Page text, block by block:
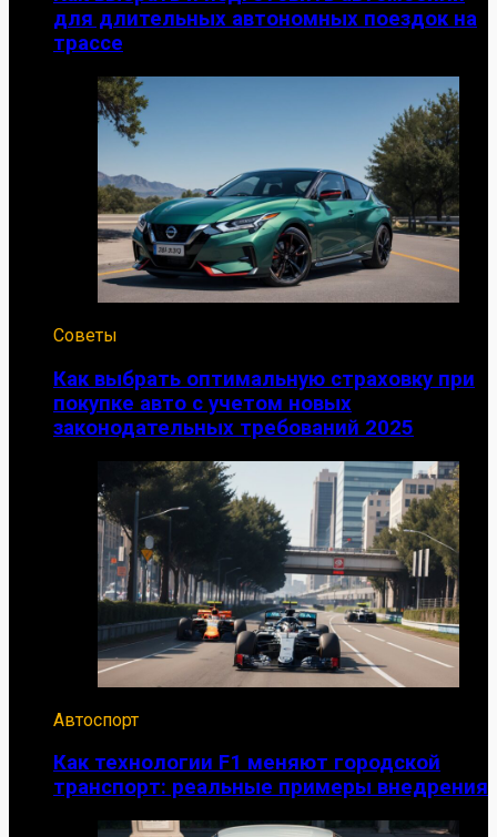
для длительных автономных поездок на
трассе
Советы
Как выбрать оптимальную страховку при
покупке авто с учетом новых
законодательных требований 2025
Автоспорт
Как технологии F1 меняют городской
транспорт: реальные примеры внедрения